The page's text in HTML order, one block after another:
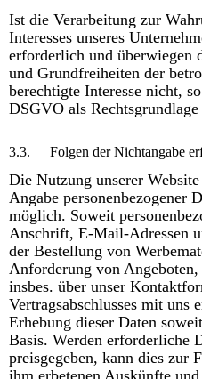
Ist die Verarbeitung zur
Interesses unseres
erforderlich und überwiegen
und Grundfreiheiten der
berechtigte Interesse nicht,
DSGVO als
3.3. Folgen der Nichtangabe
Die Nutzung unserer
Angabe personenbezogener
möglich. Soweit
Anschrift, E-Mail-Adressen
der Bestellung von
Anforderung von
insbes. über unser
Vertragsabschlusses mit uns
Erhebung dieser Daten
Basis. Werden erforderliche
preisgegeben, kann dies zur